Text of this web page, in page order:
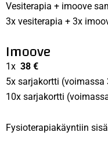
Vesiterapia + imoove
3x vesiterapia + 3x
Imoove
1x 38 €
5x sarjakortti
10x sarjakortti
Fysioterapiakäyntiin